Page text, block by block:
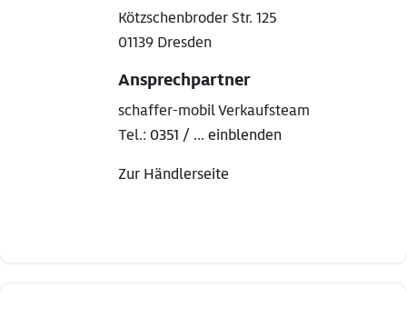
Kötzschenbroder Str. 125
01139 Dresden
Ansprechpartner
schaffer-mobil Verkaufsteam
Tel.: 0351 / ... einblenden
Zur Händlerseite